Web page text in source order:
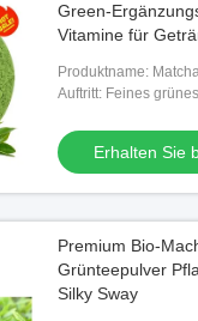
Green-
Vitamine für
Produktname:
Auftritt: Feines
Erhalten Sie
Premium Bio-
Grünteepulver
Silky Sway